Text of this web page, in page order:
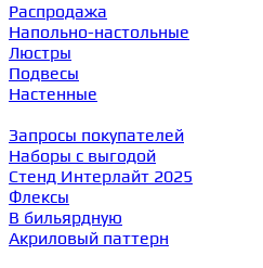
Распродажа
Напольно-настольные
Люстры
Подвесы
Настенные
Запросы покупателей
Наборы с выгодой
Стенд Интерлайт 2025
Флексы
В бильярдную
Акриловый паттерн